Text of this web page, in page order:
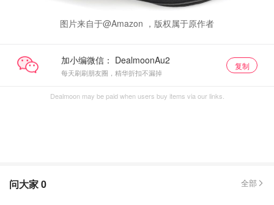
图片来自于@Amazon ，版权属于原作者
加小编微信：
每天刷刷朋友圈，精华折扣不漏掉
复制
Dealmoon may be paid when users buy items via our links.
问大家0 全部